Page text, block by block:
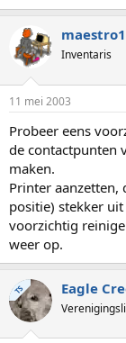
Inventaris
11 mei 2003
Probeer eens
de contactpunten
maken.
Printer aanzetten,
positie) stekker
voorzichtig
weer op.
TS Eagle